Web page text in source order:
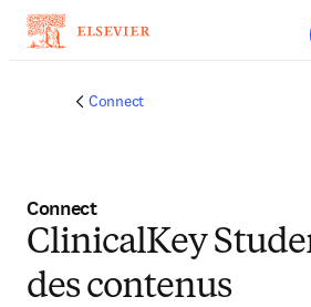
Zum
Connect
Connect
ClinicalKey
des contenus